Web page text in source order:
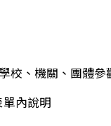
校、機關、團體參
內說明